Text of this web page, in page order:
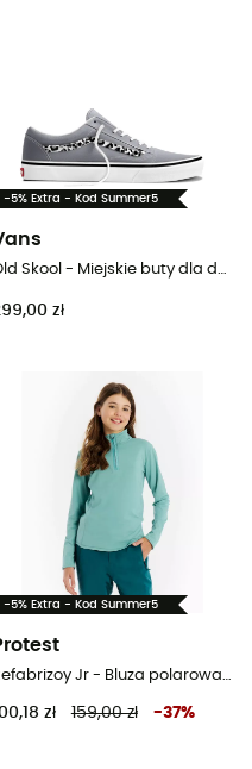
-5% Extra - Kod Summer5
Old Skool - Miejskie buty dla dzieci
zł
-5% Extra - Kod Summer5
Refabrizoy Jr - Bluza polarowa dziecięca
zł 159,00 zł -37%